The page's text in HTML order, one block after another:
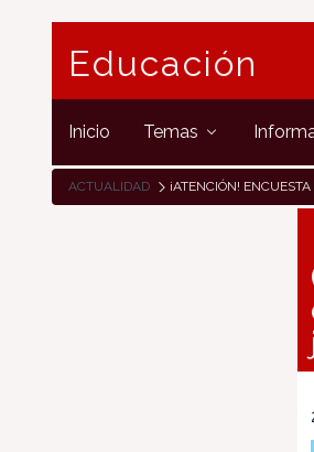
Educación
Inicio Temas
ACTUALIDAD ¡ATENCIÓN! ENCUESTA SOBRE LA NUEVA PLATAFORMA ESEP (EUROPEAN SCHOOL